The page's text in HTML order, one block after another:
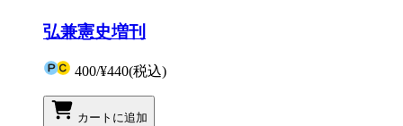
弘兼憲史増刊
400/¥440(税込)
カートに追加